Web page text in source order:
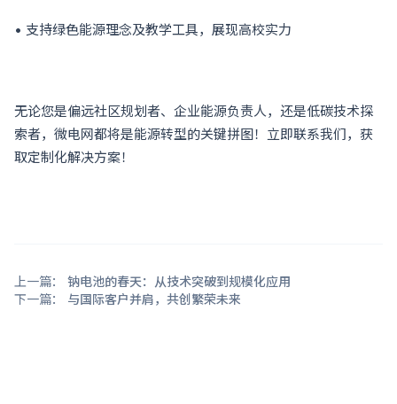
• 支持绿色能源理念及教学工具，展现高校实力
无论您是偏远社区规划者、企业能源负责人，还是低碳技术探
索者，微电网都将是能源转型的关键拼图！立即联系我们，获
取定制化解决方案！
上一篇： 钠电池的春天：从技术突破到规模化应用
下一篇： 与国际客户并肩，共创繁荣未来